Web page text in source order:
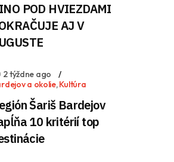
POD HVIEZDAMI
AJ V
2 týždne ago
a okolie,Kultúra
Šariš Bardejov
10 kritérií top